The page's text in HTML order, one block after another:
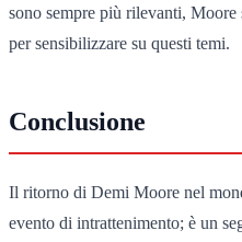
sono sempre più rilevanti,
per sensibilizzare su questi temi.
Conclusione
Il ritorno di Demi Moore nel
evento di intrattenimento; è un